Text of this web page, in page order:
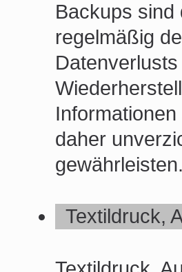
Backups sind
regelmäßig
daher
gewährleisten.
Textildruck,